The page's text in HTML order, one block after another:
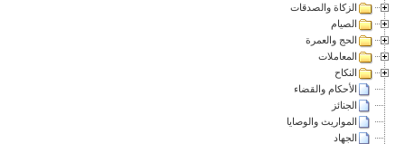
الزكاة والصدقات
الصيام
الحج والعمرة
المعاملات
النكاح
الأحكام والقضاء
الجنائز
المواريث والوصايا
الجهاد